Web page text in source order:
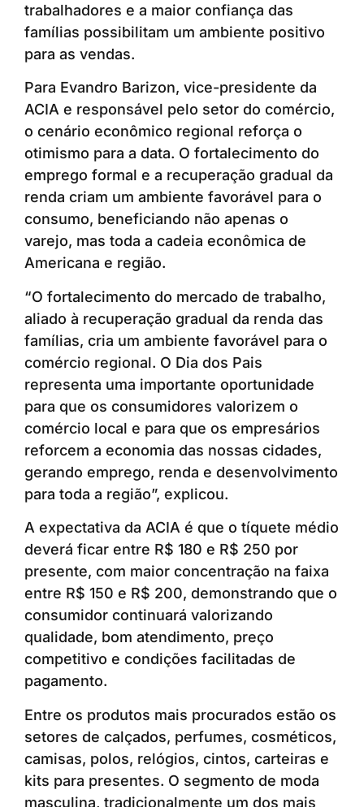
trabalhadores e a maior confiança das
famílias possibilitam um ambiente positivo
para as vendas.
Para Evandro Barizon, vice-presidente da
ACIA e responsável pelo setor do comércio,
o cenário econômico regional reforça o
otimismo para a data. O fortalecimento do
emprego formal e a recuperação gradual da
renda criam um ambiente favorável para o
consumo, beneficiando não apenas o
varejo, mas toda a cadeia econômica de
Americana e região.
“O fortalecimento do mercado de trabalho,
aliado à recuperação gradual da renda das
famílias, cria um ambiente favorável para o
comércio regional. O Dia dos Pais
representa uma importante oportunidade
para que os consumidores valorizem o
comércio local e para que os empresários
reforcem a economia das nossas cidades,
gerando emprego, renda e desenvolvimento
para toda a região”, explicou.
A expectativa da ACIA é que o tíquete médio
deverá ficar entre R$ 180 e R$ 250 por
presente, com maior concentração na faixa
entre R$ 150 e R$ 200, demonstrando que o
consumidor continuará valorizando
qualidade, bom atendimento, preço
competitivo e condições facilitadas de
pagamento.
Entre os produtos mais procurados estão os
setores de calçados, perfumes, cosméticos,
camisas, polos, relógios, cintos, carteiras e
kits para presentes. O segmento de moda
masculina, tradicionalmente um dos mais